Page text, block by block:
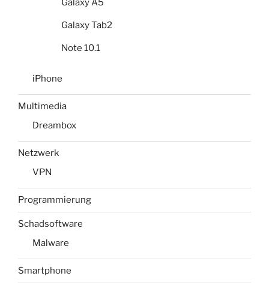
Galaxy A5
Galaxy Tab2
Note 10.1
iPhone
Multimedia
Dreambox
Netzwerk
VPN
Programmierung
Schadsoftware
Malware
Smartphone